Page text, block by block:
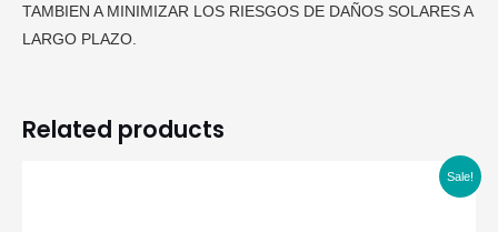
TAMBIEN A MINIMIZAR LOS RIESGOS DE DAÑOS SOLARES A
LARGO PLAZO.
Related products
Sale!